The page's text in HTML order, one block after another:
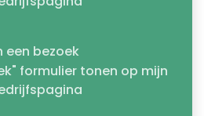
een bezoek
formulier tonen op mijn